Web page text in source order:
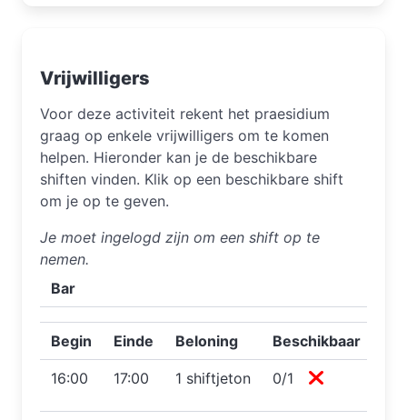
Vrijwilligers
Voor deze activiteit rekent het praesidium
graag op enkele vrijwilligers om te komen
helpen. Hieronder kan je de beschikbare
shiften vinden. Klik op een beschikbare shift
om je op te geven.
Je moet ingelogd zijn om een shift op te
nemen.
Bar
Begin Einde Beloning Beschikbaar
16:00 17:00 1 shiftjeton 0/1